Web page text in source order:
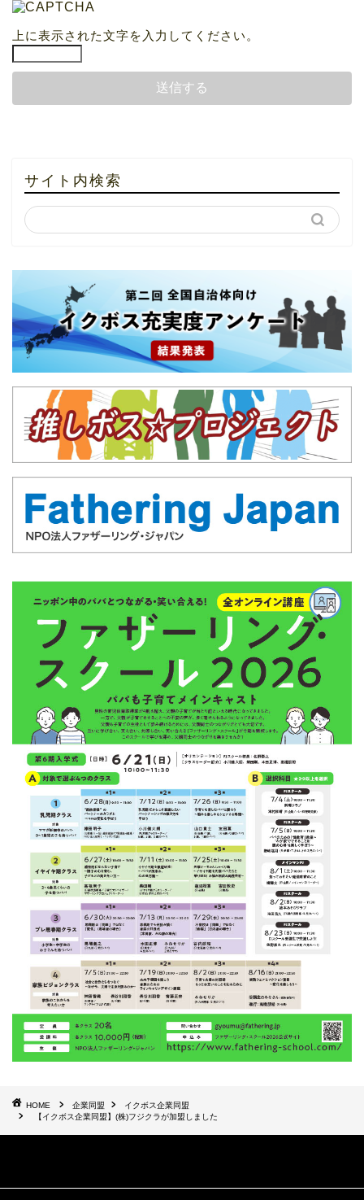
上に表示された文字を入力してください。
サイト内検索
HOME 企業同盟
イクボス企業同盟
【イクボス企業同盟】(株)フジクラが加盟しました